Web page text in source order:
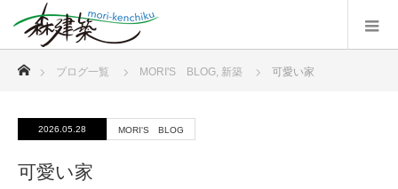
ブログ一覧 MORI'S BLOG, 新築 可愛い家
2026.05.28 MORI'S BLOG
可愛い家